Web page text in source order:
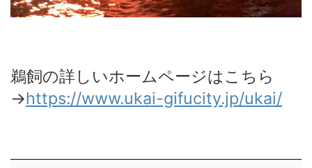
鵜飼の詳しいホームページはこちら
→https://www.ukai-gifucity.jp/ukai/